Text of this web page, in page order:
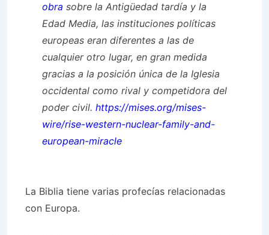
obra sobre la Antigüedad tardía y la
Edad Media, las instituciones políticas
europeas eran diferentes a las de
cualquier otro lugar, en gran medida
gracias a la posición única de la Iglesia
occidental como rival y competidora del
poder civil. https://mises.org/mises-
wire/rise-western-nuclear-family-and-
european-miracle
La Biblia tiene varias profecías relacionadas
con Europa.